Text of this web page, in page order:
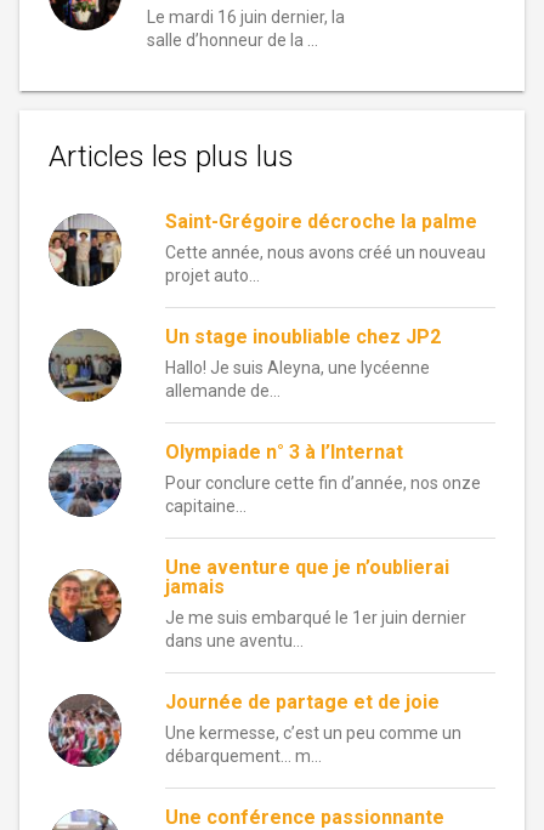
Le mardi 16 juin dernier, la
salle d’honneur de la …
Articles les plus lus
Saint-Grégoire décroche la palme
Cette année, nous avons créé un nouveau
projet auto...
Un stage inoubliable chez JP2
Hallo! Je suis Aleyna, une lycéenne
allemande de...
Olympiade n° 3 à l’Internat
Pour conclure cette fin d’année, nos onze
capitaine...
Une aventure que je n’oublierai
jamais
Je me suis embarqué le 1er juin dernier
dans une aventu...
Journée de partage et de joie
Une kermesse, c’est un peu comme un
débarquement… m...
Une conférence passionnante